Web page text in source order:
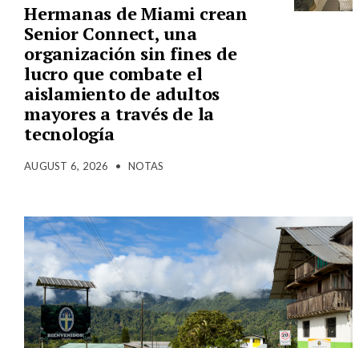
Hermanas de Miami crean
Senior Connect, una
organización sin fines de
lucro que combate el
aislamiento de adultos
mayores a través de la
tecnología
AUGUST 6, 2026 • NOTAS